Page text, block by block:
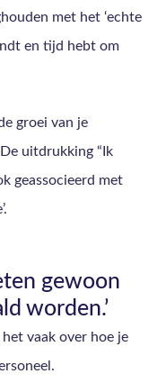
met het ‘echte
en tijd hebt om
groei van je
uitdrukking “Ik
geassocieerd met
gewoon
worden.’
vaak over hoe je